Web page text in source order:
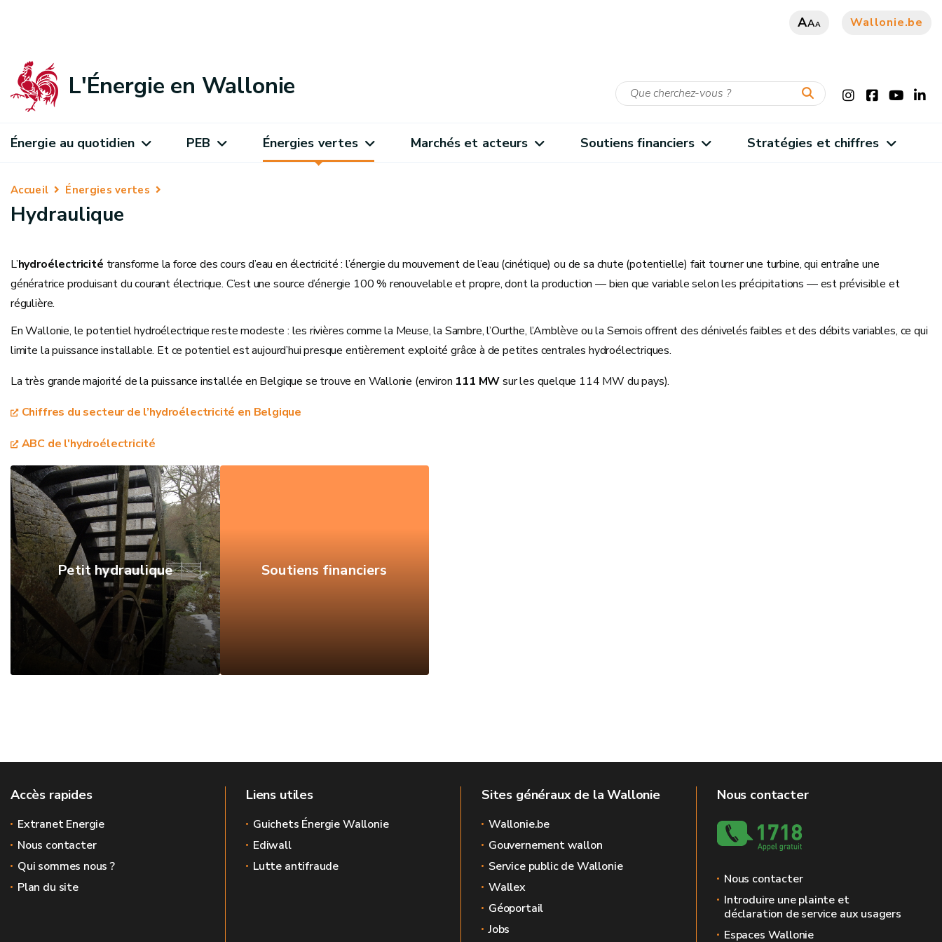
AAA Wallonie.be
L'Énergie en Wallonie
Énergie au quotidien PEB Énergies vertes Marchés et acteurs Soutiens financiers Stratégies et chiffres
Accueil Énergies vertes
Hydraulique
L’hydroélectricité transforme la force des cours d’eau en électricité : l’énergie du mouvement de l’eau (cinétique) ou de sa chute (potentielle) fait tourner une turbine, qui entraîne une
génératrice produisant du courant électrique. C’est une source d’énergie 100 % renouvelable et propre, dont la production — bien que variable selon les précipitations — est prévisible et
régulière.
En Wallonie, le potentiel hydroélectrique reste modeste : les rivières comme la Meuse, la Sambre, l’Ourthe, l’Amblève ou la Semois offrent des dénivelés faibles et des débits variables, ce qui
limite la puissance installable. Et ce potentiel est aujourd’hui presque entièrement exploité grâce à de petites centrales hydroélectriques.
La très grande majorité de la puissance installée en Belgique se trouve en Wallonie (environ 111 MWsur les quelque 114 MW du pays).
Chiffres du secteur de l’hydroélectricité en Belgique
ABC de l'hydroélectricité
Petit hydraulique Soutiens financiers
Accès rapides
Extranet Energie
Nous contacter
Qui sommes nous ?
Plan du site
Liens utiles
Guichets Énergie Wallonie
Ediwall
Lutte antifraude
Sites généraux de la Wallonie
Wallonie.be
Gouvernement wallon
Service public de Wallonie
Wallex
Géoportail
Jobs
Nous contacter
Nous contacter
Introduire une plainte et
déclaration de service aux usagers
Espaces Wallonie